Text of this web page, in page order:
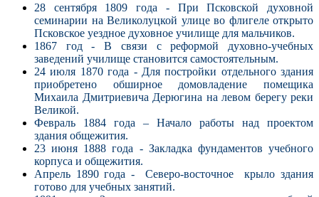
28 сентября 1809 года - При Псковской духовной
семинарии на Великолуцкой улице во флигеле открыто
Псковское уездное духовное училище для мальчиков.
1867 год - В связи с реформой духовно-учебных
заведений училище становится самостоятельным.
24 июля 1870 года - Для постройки отдельного здания
приобретено обширное домовладение помещика
Михаила Дмитриевича Дерюгина на левом берегу реки
Великой.
Февраль 1884 года – Начало работы над проектом
здания общежития.
23 июня 1888 года - Закладка фундаментов учебного
корпуса и общежития.
Апрель 1890 года - Северо-восточное крыло здания
готово для учебных занятий.